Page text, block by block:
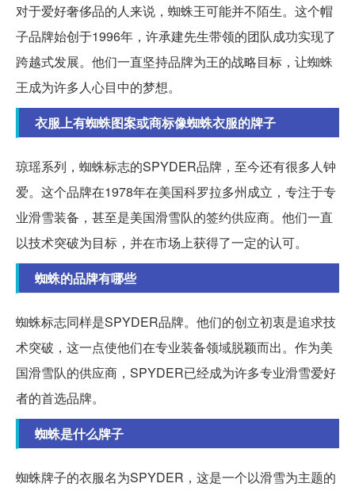
对于爱好奢侈品的人来说，蜘蛛王可能并不陌生。这个帽
子品牌始创于1996年，许承建先生带领的团队成功实现了
跨越式发展。他们一直坚持品牌为王的战略目标，让蜘蛛
王成为许多人心目中的梦想。
衣服上有蜘蛛图案或商标像蜘蛛衣服的牌子
琼瑶系列，蜘蛛标志的SPYDER品牌，至今还有很多人钟
爱。这个品牌在1978年在美国科罗拉多州成立，专注于专
业滑雪装备，甚至是美国滑雪队的签约供应商。他们一直
以技术突破为目标，并在市场上获得了一定的认可。
蜘蛛的品牌有哪些
蜘蛛标志同样是SPYDER品牌。他们的创立初衷是追求技
术突破，这一点使他们在专业装备领域脱颖而出。作为美
国滑雪队的供应商，SPYDER已经成为许多专业滑雪爱好
者的首选品牌。
蜘蛛是什么牌子
蜘蛛牌子的衣服名为SPYDER，这是一个以滑雪为主题的